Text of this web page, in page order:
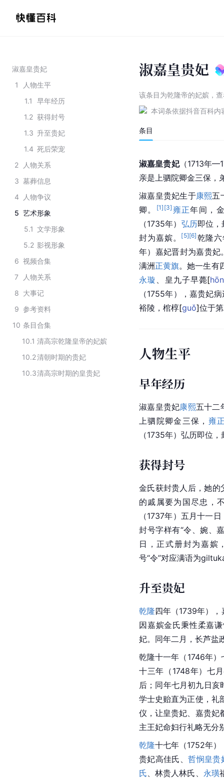
淑嘉皇贵妃
1
人物生平
1.1
早年经历
1.2 获得封号
1.3 升至贵妃
1.4 死后荣宠
2
人物关系
3 墓葬信息
4
人物争议
5 艺术形象
5.1 文学形象
5.2 影视形象
6 视频合集
7
人物关系
8 大事记
9 参考资料
10 条目合集
10.1 清高宗乾隆皇帝的妃嫔
10.2清朝时期的贵妃
10.3清高宗时期的皇贵妃
淑嘉皇贵妃
该条目为乾隆帝的妃嫔 ，
本词条依据抖音百科内
条目
淑嘉皇贵妃（1713年
亲是上驷院卿金三保，
淑嘉皇贵妃生于康熙五
卿。
[1] [3] 雍正年间，
（1735年） 弘历即位，
封为嘉嫔。
[5][6] 乾隆
年）嘉妃晋封为嘉贵妃
满洲正黄旗。她一生有
永璇
、皇九子早薨[
（1755年），嘉贵妃
裕陵，棺椁[guǒ]位于
人物生平
早年经历
淑嘉皇贵妃康熙五十二
上驷院卿金三保， 雍
（1735年）弘历即位
获得封号
金氏获封贵人后，她的
的戚属要为国尽忠，
（1737年）五月十一
封号字样有“令、婉、
日，正式册封为嘉嫔
号“令”对应满语为
升至贵妃
乾隆四年（1739年）
因嘉嫔金氏秉性柔嘉
妃。同年二月，长芦盐
乾隆十一年（1746年
十三年（1748年）七
后；同年七月初九日
学士史贻直为正使，礼
仪，让皇贵妃、嘉贵妃
主王妃命妇行礼略无分
乾隆十七年（1752年）
贵妃高佳氏、哲悯皇贵
氏、林贵人林氏、 永璜